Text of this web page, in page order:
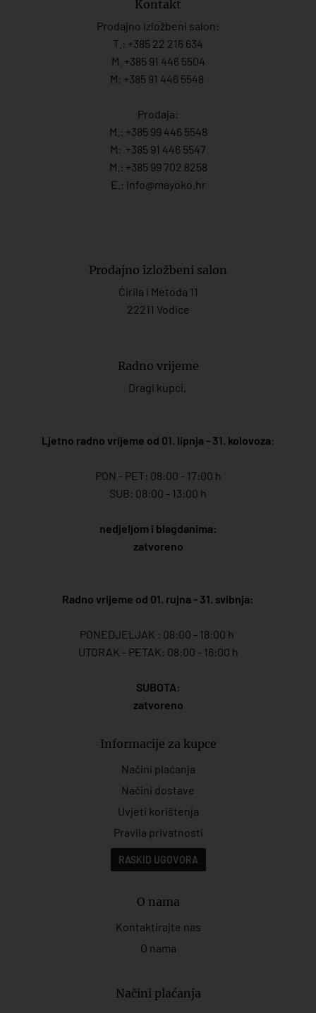
Kontakt
Prodajno izložbeni salon:
T.: +385 22 216 634
M. +385 91 446 5504
M: +385 91 446 5548
Prodaja:
M.: +385 99 446 5548
M: +385 91 446 5547
M.: +385 99 702 8258
E.: info@mayoko. hr
Prodajno izložbeni salon
Ćirila i Metoda 11
22211 Vodice
Radno vrijeme
Dragi kupci,
Ljetno radno vrijeme od 01. lipnja - 31. kolovoza:
PON - PET: 08:00 - 17:00 h
SUB: 08:00 - 13:00 h
nedjeljom i blagdanima:
zatvoreno
Radno vrijeme od 01. rujna - 31. svibnja:
PONEDJELJAK : 08:00 - 18:00 h
UTORAK - PETAK: 08:00 - 16:00 h
SUBOTA:
zatvoreno
Informacije za kupce
Načini plaćanja
Načini dostave
Uvjeti korištenja
Pravila privatnosti
RASKID UGOVORA
O nama
Kontaktirajte nas
O nama
Načini plaćanja